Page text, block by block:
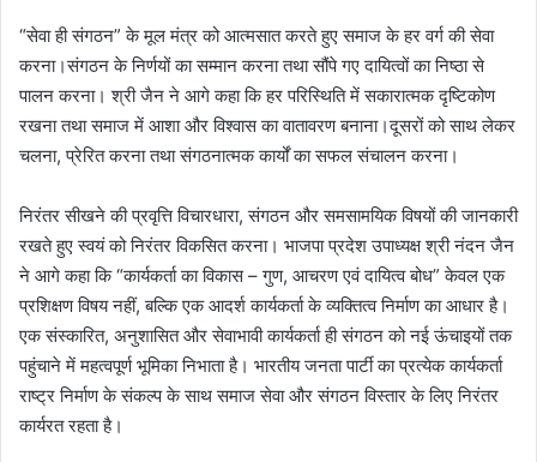
“सेवा ही संगठन” के मूल मंत्र को आत्मसात करते हुए समाज के हर वर्ग की सेवा
करना।संगठन के निर्णयों का सम्मान करना तथा सौंपे गए दायित्वों का निष्ठा से
पालन करना। श्री जैन ने आगे कहा कि हर परिस्थिति में सकारात्मक दृष्टिकोण
रखना तथा समाज में आशा और विश्वास का वातावरण बनाना।दूसरों को साथ लेकर
चलना, प्रेरित करना तथा संगठनात्मक कार्यों का सफल संचालन करना।
निरंतर सीखने की प्रवृत्ति विचारधारा, संगठन और समसामयिक विषयों की जानकारी
रखते हुए स्वयं को निरंतर विकसित करना। भाजपा प्रदेश उपाध्यक्ष श्री नंदन जैन
ने आगे कहा कि “कार्यकर्ता का विकास – गुण, आचरण एवं दायित्व बोध” केवल एक
प्रशिक्षण विषय नहीं, बल्कि एक आदर्श कार्यकर्ता के व्यक्तित्व निर्माण का आधार है।
एक संस्कारित, अनुशासित और सेवाभावी कार्यकर्ता ही संगठन को नई ऊंचाइयों तक
पहुंचाने में महत्वपूर्ण भूमिका निभाता है। भारतीय जनता पार्टी का प्रत्येक कार्यकर्ता
राष्ट्र निर्माण के संकल्प के साथ समाज सेवा और संगठन विस्तार के लिए निरंतर
कार्यरत रहता है।